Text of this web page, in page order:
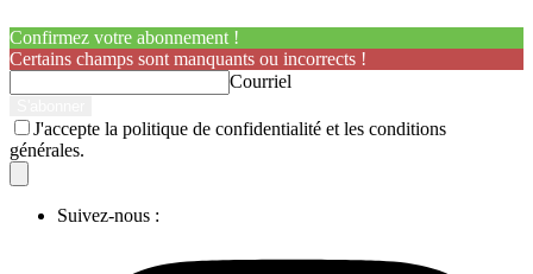
Confirmez votre abonnement !
Certains champs sont manquants ou incorrects !
Courriel
J'accepte la politique de confidentialité et les conditions
générales.
Suivez-nous :